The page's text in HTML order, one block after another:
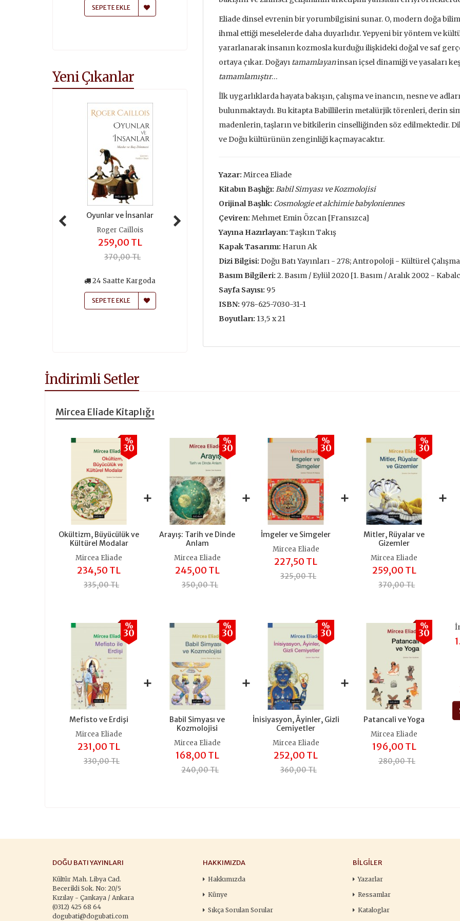
SEPETE EKLE
Yeni Çıkanlar
Oyunlar ve İnsanlar
Roger Caillois
259,00 TL
370,00 TL
24 Saatte Kargoda
SEPETE EKLE
Taze Otlar Üzerine
Alain Corbin
196,00 TL
280,00 TL
24 Saatte Kargoda
SEPETE EKLE
Dünyaya Baudrillard'ın
Penceresinden Bakmak
François L’Yvonnet
150,00 TL
24 Saatte Kargoda 24
Eliade dinsel evrenin bir yorumbilgisini sunar. O, modern doğa
ihmal ettiği meselelerde daha duyarlıdır. Yepyeni bir yöntem ve
yararlanarak insanın kozmosla kurduğu ilişkideki doğal ve saf
ortaya çıkar. Doğayı tamamlayaninsan içsel dinamiği ve yasaları
tamamlamıştır…
İlk uygarlıklarda hayata bakışın, çalışma ve inancın, nesne ve
bulunmaktaydı. Bu kitapta Babillilerin metalürjik törenleri, derin
madenlerin, taşların ve bitkilerin cinselliğinden söz edilmektedir.
ve Doğu kültürünün zenginliği kaçmayacaktır.
Yazar: Mircea Eliade
Kitabın Başlığı: Babil Simyası ve Kozmolojisi
Orijinal Başlık: Cosmologie et alchimie babyloniennes
Çeviren: Mehmet Emin Özcan [Fransızca]
Yayına Hazırlayan: Taşkın Takış
Kapak Tasarımı: Harun Ak
Dizi Bilgisi: Doğu Batı Yayınları - 278; Antropoloji - Kültürel
Basım Bilgileri: 2. Basım / Eylül 2020 [1. Basım / Aralık 2002 -
Sayfa Sayısı: 95
ISBN: 978-625-7030-31-1
Boyutları: 13,5 x 21
İndirimli Setler
Mircea Eliade Kitaplığı
Okültizm, Büyücülük ve
Kültürel Modalar
%
30
Mircea Eliade
234,50 TL
335,00 TL
+
Arayış: Tarih ve Dinde
Anlam
%
30
Mircea Eliade
245,00 TL
350,00 TL
+
İmgeler ve Simgeler
%
30
Mircea Eliade
227,50 TL
325,00 TL
+
Mitler, Rüyalar ve
Gizemler
%
30
Mircea Eliade
259,00 TL
370,00 TL
+
Mefisto ve Erdişi
%
30
Mircea Eliade
231,00 TL
330,00 TL
+
Babil Simyası ve
Kozmolojisi
%
30
Mircea Eliade
168,00 TL
240,00 TL
+
İnisiyasyon, Âyinler, Gizli
Cemiyetler
%
30
Mircea Eliade
252,00 TL
360,00 TL
+
Patancali ve Yoga
%
30
Mircea Eliade
196,00 TL
280,00 TL
DOĞU BATI YAYINLARI
Kültür Mah. Libya Cad.
Becerikli Sok. No: 20/5
Kızılay - Çankaya / Ankara
(0312) 425 68 64
dogubati@dogubati.com
HAKKIMIZDA
Hakkımızda
Künye
Sıkça Sorulan Sorular
BILGILER
Yazarlar
Ressamlar
Kataloglar